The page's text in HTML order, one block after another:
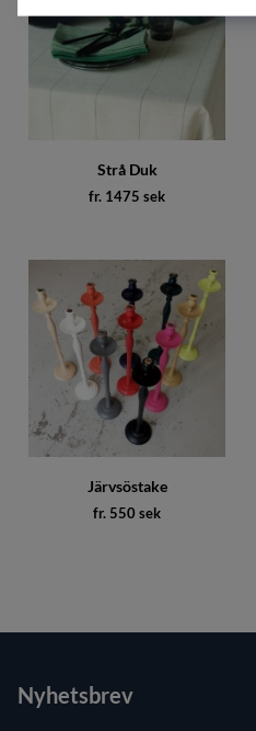
Strå Duk
fr. 1475 sek
Järvsöstake
fr. 550 sek
Nyhetsbrev